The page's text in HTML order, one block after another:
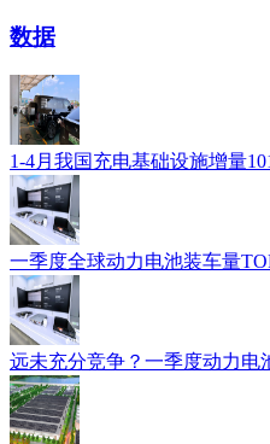
数据
1-4月我国充电基础设施增量
一季度全球动力电池装车量
远未充分竞争？一季度动力电